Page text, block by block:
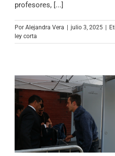
profesores, [...]
Por Alejandra Vera julio 3, 2025
ley corta